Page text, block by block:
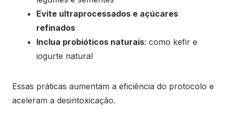
Evite ultraprocessados e açúcares
refinados
Inclua probióticos naturais: como kefir e
iogurte natural
Essas práticas aumentam a eficiência do protocolo e
aceleram a desintoxicação.